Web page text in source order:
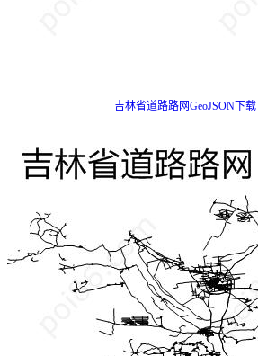
吉林省道路路网GeoJSON下载